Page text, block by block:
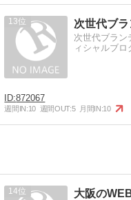
13 次世代ブ
次世代ブラン
ィシャルブロ
872067
週間IN:10 週間OUT:5 月間IN:10
14 大阪の